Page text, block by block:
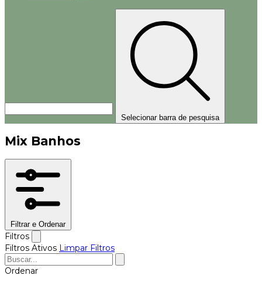
Selecionar barra de pesquisa
Mix Banhos
Filtrar e Ordenar
Filtros
Filtros Ativos Limpar Filtros
Ordenar